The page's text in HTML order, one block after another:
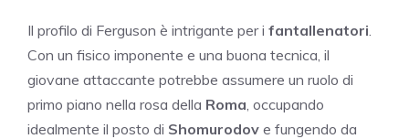
Il profilo di Ferguson è intrigante per i fantallenatori
Con un fisico imponente e una buona tecnica, il
giovane attaccante potrebbe assumere un ruolo di
primo piano nella rosa della Roma , occupando
idealmente il posto di Shomurodov e fungendo da